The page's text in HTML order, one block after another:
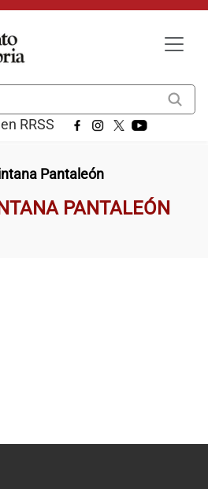
RRSS
Pantaleón
PANTALEÓN